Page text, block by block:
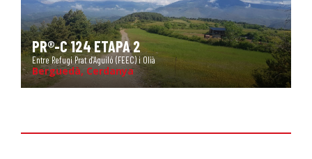
PR®-C 124 ETAPA 2
Entre Refugi Prat d'Aguiló (FEEC) i Olià
Berguedà, Cerdanya